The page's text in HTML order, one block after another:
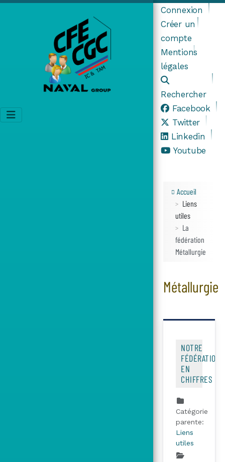
Connexion
Créer un
compte
Mentions
légales
Rechercher
Facebook
Twitter
Linkedin
Youtube
Accueil
Liens
utiles
La
fédération
Métallurgie
Métallurgie
NOTRE
FÉDÉRATION
EN
CHIFFRES
Catégorie
parente:
Liens
utiles